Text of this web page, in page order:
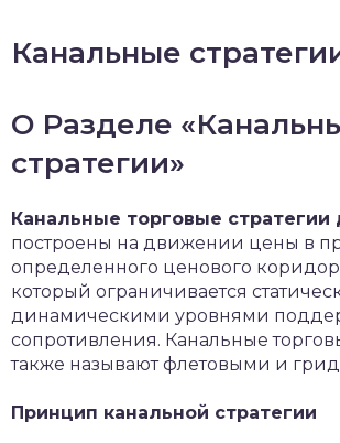
Канальные
О Разделе
стратегии»
Канальные торговые
построены на движении цены в
определенного ценового
который ограничивается
динамическими уровнями
сопротивления. Канальные
также называют флетовыми и
Принцип канальной стратегии